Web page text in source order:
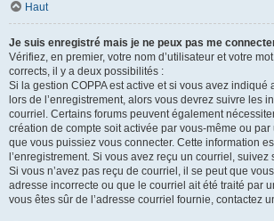
Haut
Je suis enregistré mais je ne peux pas me
Vérifiez, en premier, votre nom d’utilisateur et votre
corrects, il y a deux possibilités :
Si la gestion COPPA est active et si vous avez indiqué
lors de l’enregistrement, alors vous devrez suivre les
courriel. Certains forums peuvent également
création de compte soit activée par vous-même ou
que vous puissiez vous connecter. Cette information
l’enregistrement. Si vous avez reçu un courriel, suivez
Si vous n’avez pas reçu de courriel, il se peut que
adresse incorrecte ou que le courriel ait été traité par
vous êtes sûr de l’adresse courriel fournie, contactez